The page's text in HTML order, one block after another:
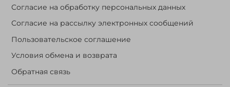
Согласие на обработку персональных данных
Согласие на рассылку электронных сообщений
Пользовательское соглашение
Условия обмена и возврата
Обратная связь